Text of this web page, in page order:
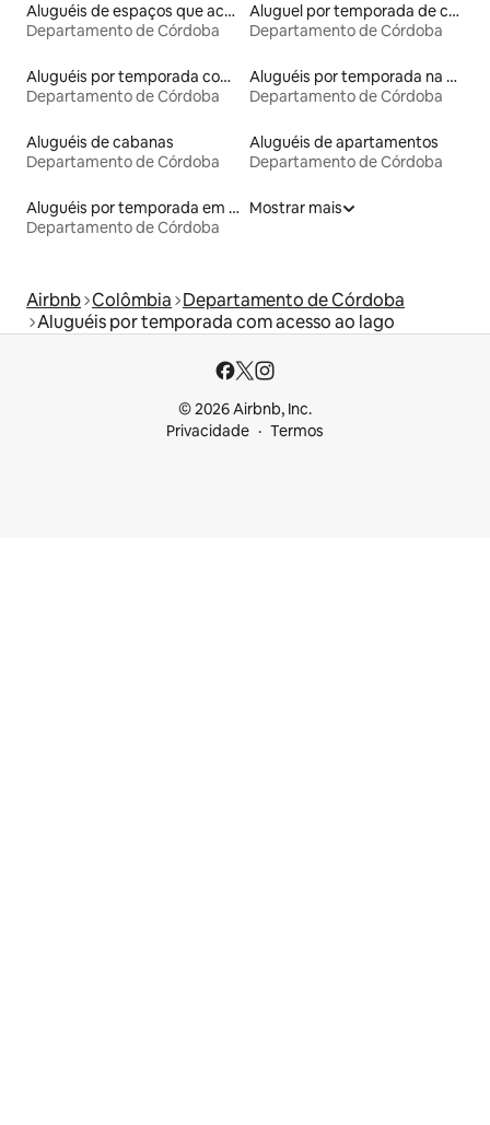
Aluguéis de espaços que aceitam animais de estimação
Departamento de Córdoba
Aluguel por temporada de casas de veraneio
Departamento de Córdoba
Aluguéis por temporada com café da manhã
Departamento de Córdoba
Aluguéis por temporada na orla
Departamento de Córdoba
Aluguéis de cabanas
Departamento de Córdoba
Aluguéis de apartamentos
Departamento de Córdoba
Aluguéis por temporada em hotéis-fazenda
Departamento de Córdoba
Mostrar mais
Airbnb Colômbia Departamento de Córdoba
Aluguéis por temporada com acesso ao lago
© 2026 Airbnb, Inc.
Privacidade
Termos